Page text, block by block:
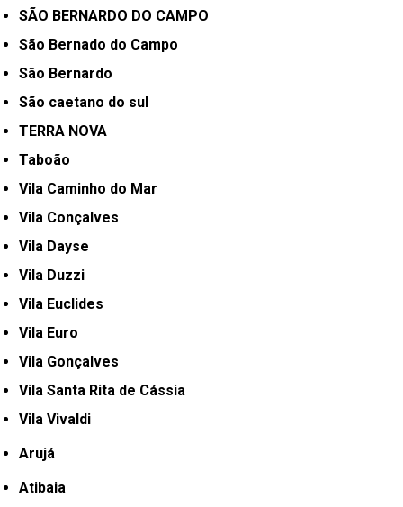
SÃO BERNARDO DO CAMPO
São Bernado do Campo
São Bernardo
São caetano do sul
TERRA NOVA
Taboão
Vila Caminho do Mar
Vila Conçalves
Vila Dayse
Vila Duzzi
Vila Euclides
Vila Euro
Vila Gonçalves
Vila Santa Rita de Cássia
Vila Vivaldi
Arujá
Atibaia